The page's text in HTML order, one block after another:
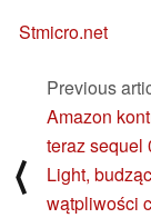
Stmicro.net
⟨
Previous
Amazon
teraz sequel
Light, budząc
wątpliwości